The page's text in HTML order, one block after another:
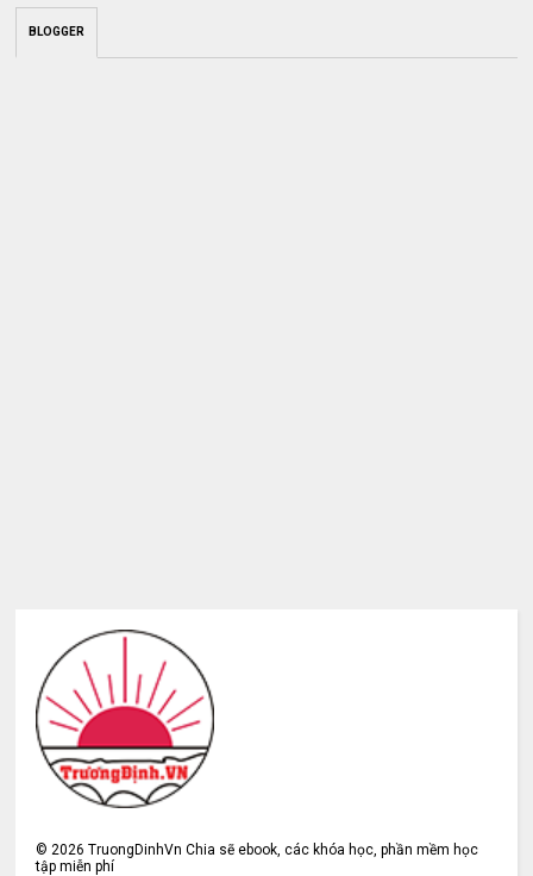
BLOGGER
©2026 TruongDinhVn Chia sẽ ebook, các khóa học, phần mềm học
tập miễn phí